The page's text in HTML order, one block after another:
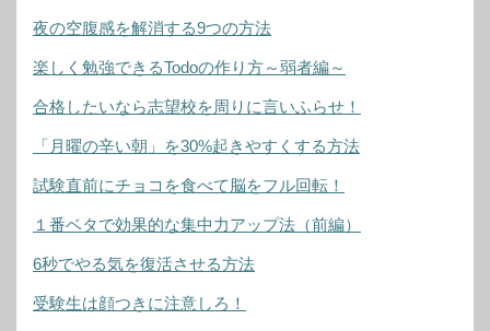
夜の空腹感を解消する9つの方法
楽しく勉強できるTodoの作り方～弱者編～
合格したいなら志望校を周りに言いふらせ！
「月曜の辛い朝」を30%起きやすくする方法
試験直前にチョコを食べて脳をフル回転！
１番ベタで効果的な集中力アップ法（前編）
6秒でやる気を復活させる方法
受験生は顔つきに注意しろ！